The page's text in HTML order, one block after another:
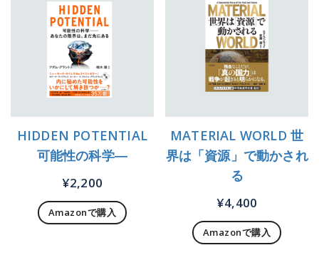
HIDDEN POTENTIAL
可能性の科学―
¥2,200
Amazonで購入
MATERIAL WORLD 世
界は「資源」で動かされ
る
¥4,400
Amazonで購入